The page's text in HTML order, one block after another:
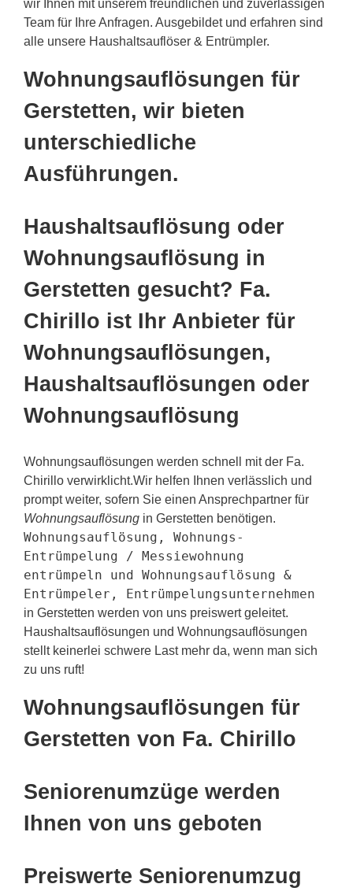
wir Ihnen mit unserem freundlichen und zuverlässigen
Team für Ihre Anfragen. Ausgebildet und erfahren sind
alle unsere Haushaltsauflöser & Entrümpler.
Wohnungsauflösungen für
Gerstetten, wir bieten
unterschiedliche
Ausführungen.
Haushaltsauflösung oder
Wohnungsauflösung in
Gerstetten gesucht? Fa.
Chirillo ist Ihr Anbieter für
Wohnungsauflösungen,
Haushaltsauflösungen oder
Wohnungsauflösung
Wohnungsauflösungen werden schnell mit der Fa.
Chirillo verwirklicht.Wir helfen Ihnen verlässlich und
prompt weiter, sofern Sie einen Ansprechpartner für
Wohnungsauflösung in Gerstetten benötigen.
Wohnungsauflösung, Wohnungs-
Entrümpelung / Messiewohnung
entrümpeln und Wohnungsauflösung &
Entrümpeler, Entrümpelungsunternehmen
in Gerstetten werden von uns preiswert geleitet.
Haushaltsauflösungen und Wohnungsauflösungen
stellt keinerlei schwere Last mehr da, wenn man sich
zu uns ruft!
Wohnungsauflösungen für
Gerstetten von Fa. Chirillo
Seniorenumzüge werden
Ihnen von uns geboten
Preiswerte Seniorenumzug